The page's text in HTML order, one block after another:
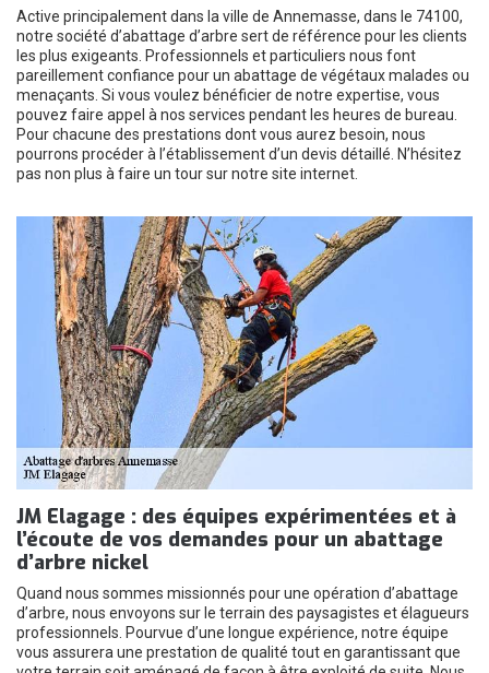
Active principalement dans la ville de Annemasse, dans le 74100,
notre société d’abattage d’arbre sert de référence pour les clients
les plus exigeants. Professionnels et particuliers nous font
pareillement confiance pour un abattage de végétaux malades ou
menaçants. Si vous voulez bénéficier de notre expertise, vous
pouvez faire appel à nos services pendant les heures de bureau.
Pour chacune des prestations dont vous aurez besoin, nous
pourrons procéder à l’établissement d’un devis détaillé. N’hésitez
pas non plus à faire un tour sur notre site internet.
JM Elagage : des équipes expérimentées et à
l’écoute de vos demandes pour un abattage
d’arbre nickel
Quand nous sommes missionnés pour une opération d’abattage
d’arbre, nous envoyons sur le terrain des paysagistes et élagueurs
professionnels. Pourvue d’une longue expérience, notre équipe
vous assurera une prestation de qualité tout en garantissant que